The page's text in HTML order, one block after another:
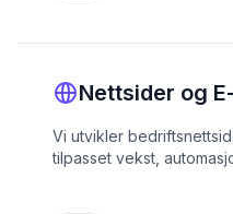
Nettsider og
Vi utvikler
tilpasset vekst,